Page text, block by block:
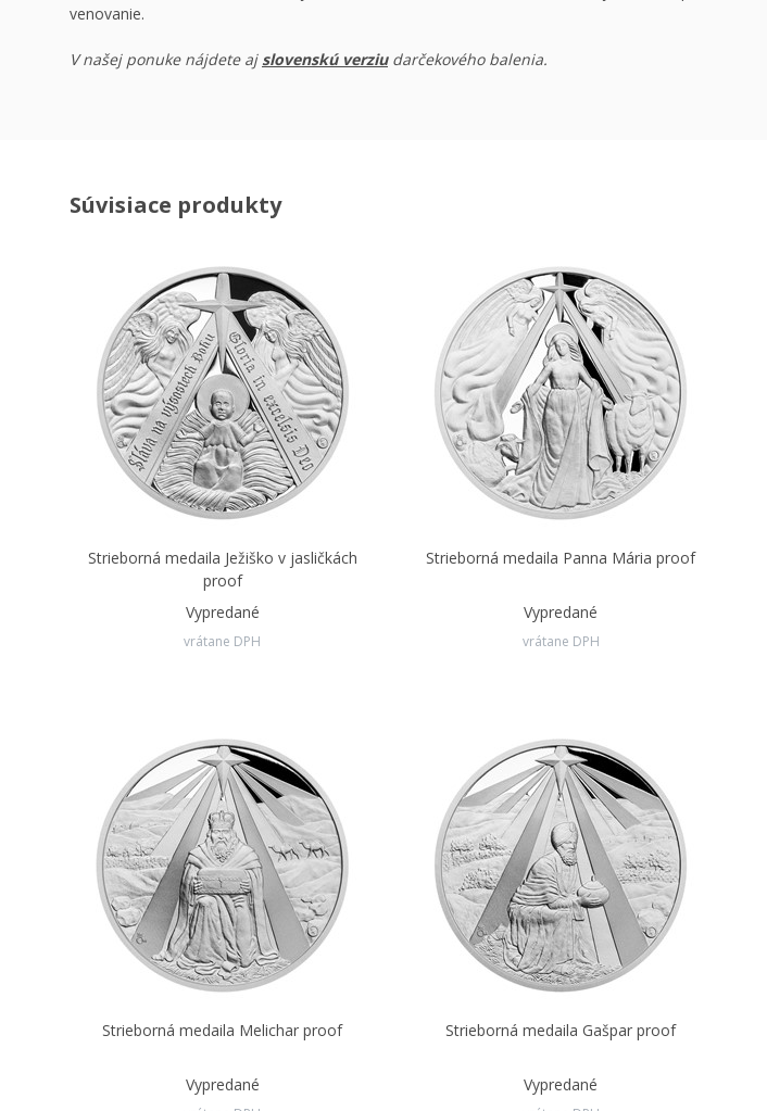
venovanie.
V našej ponuke nájdete ajslovenskú verziudarčekového balenia.
Súvisiace produkty
Strieborná medaila Ježiško v jasličkách
proof
Vypredané
vrátane DPH
Strieborná medaila Panna Mária proof
Vypredané
vrátane DPH
Strieborná medaila Melichar proof
Vypredané
Strieborná medaila Gašpar proof
Vypredané